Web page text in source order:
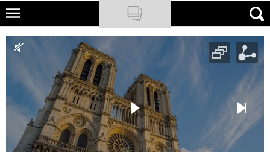
Skip
main
NATIONAL GEOGRAPHIC
PODCASTY
Sklep
Newsletter